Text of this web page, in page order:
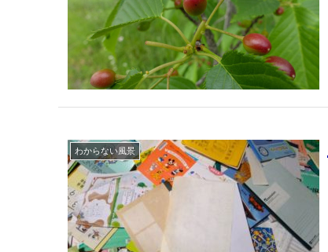
わからない風景